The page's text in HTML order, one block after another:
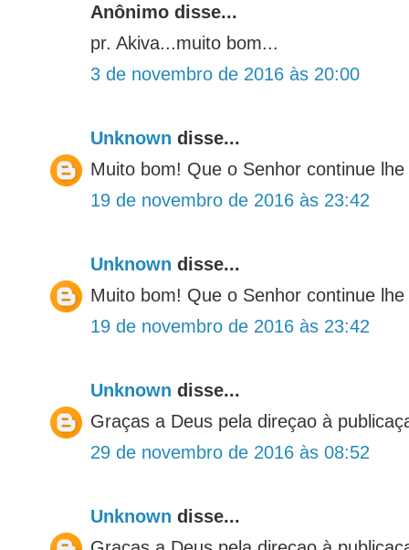
Anônimo disse...
pr. Akiva...muito bom...
3 de novembro de 2016 às 20:00
Unknown disse...
Muito bom! Que o Senhor continue
19 de novembro de 2016 às 23:42
Unknown disse...
Muito bom! Que o Senhor continue
19 de novembro de 2016 às 23:42
Unknown disse...
Graças a Deus pela direçao à
29 de novembro de 2016 às 08:52
Unknown disse...